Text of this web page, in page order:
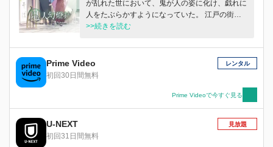
が乱れた世において、鬼が人の姿に化け、戯れに
人をたぶらかすようになっていた。 江戸の街か
ら遠く離れた山間の集落・葛野（かどの）。この
幼い頃に、ある理由から葛野に来たよそ者の二人
だったが、皆に受け入れられ仲睦まじく日々を過
ごしていた。 集落には、「いつきひめ」と呼ば
務めるように。そしてある日、甚太は鬼の討伐に
赴いた森で、遥か未来を語る不思議な鬼に出会う
―― 巫女の護衛役として死と隣り合わせの甚
太、その身を心配しつつも健気に明るく兄を送り
出す鈴音、巫女「いつきひめ」として責務を果た
>>続きを読む
Prime Video
初回30日間無料
レンタル
Prime Videoで今すぐ見る
U-NEXT
初回31日間無料
見放題